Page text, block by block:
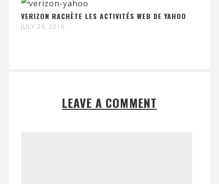
VERIZON RACHÈTE LES ACTIVITÉS WEB DE YAHOO
JULY 26, 2016
LEAVE A COMMENT